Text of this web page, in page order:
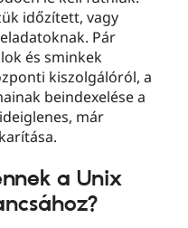
időzített, vagy
Pár
és sminkek
kiszolgálóról, a
beindexelése a
már
a Unix